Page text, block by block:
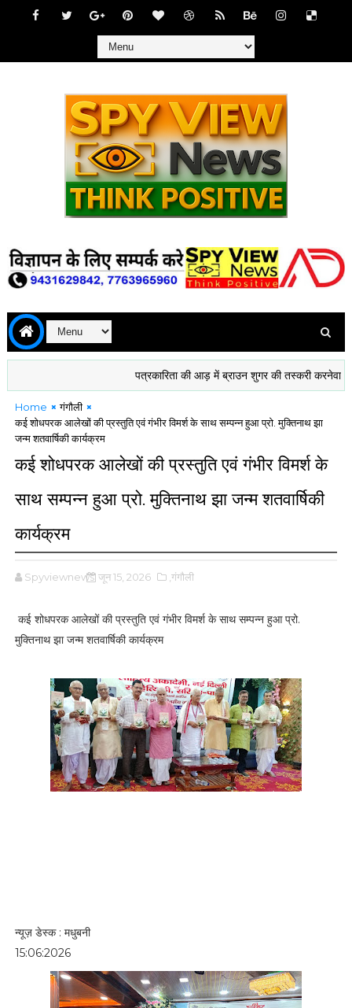
पत्रकारिता की आड़ में ब्राउन शुगर की तस्करी करनेवाले उमेश
Home
गंगौली
कई शोधपरक आलेखों की प्रस्तुति एवं गंभीर विमर्श के साथ सम्पन्न हुआ प्रो. मुक्तिनाथ झा
जन्म शतवार्षिकी कार्यक्रम
कई शोधपरक आलेखों की प्रस्तुति एवं गंभीर विमर्श के
साथ सम्पन्न हुआ प्रो. मुक्तिनाथ झा जन्म शतवार्षिकी
कार्यक्रम
Spyviewnews जून 15, 2026 ,गंगौली
कई शोधपरक आलेखों की प्रस्तुति एवं गंभीर विमर्श के साथ सम्पन्न हुआ प्रो.
मुक्तिनाथ झा जन्म शतवार्षिकी कार्यक्रम
न्यूज़ डेस्क : मधुबनी
15:06:2026